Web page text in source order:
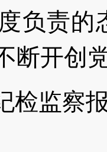
负责
断开创
检监察